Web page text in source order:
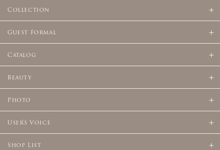
Collection
Guest Formal
Catalog
Beauty
Photo
User's Voice
Shop List